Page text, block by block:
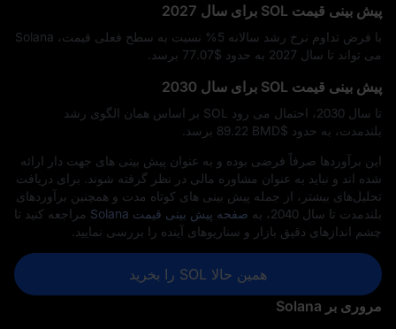
پیش‌ بینی قیمت SOL برای سال 2027
با فرض تداوم نرخ رشد سالانه 5% نسبت به سطح فعلی قیمت، Solana
می‌ تواند تا سال 2027 به حدود $‎77.07 برسد.
پیش‌ بینی قیمت SOL برای سال 2030
تا سال 2030، احتمال می‌ رود SOL بر اساس همان الگوی رشد
بلندمدت، به حدود $‎89.22 BMD برسد.
این برآوردها صرفاً فرضی بوده و به‌ عنوان پیش‌ بینی‌ های جهت‌ دار ارائه
شده‌ اند و نباید به‌ عنوان مشاوره مالی در نظر گرفته شوند. برای دریافت
تحلیل‌های بیشتر، از جمله پیش‌ بینی‌ های کوتاه‌ مدت و همچنین برآوردهای
بلندمدت تا سال 2040، به
صفحه پیش‌ بینی قیمت Solana
مراجعه کنید تا
چشم‌ اندازهای دقیق بازار و سناریوهای آینده را بررسی نمایید.
همین حالا SOL را بخرید
مروری بر Solana